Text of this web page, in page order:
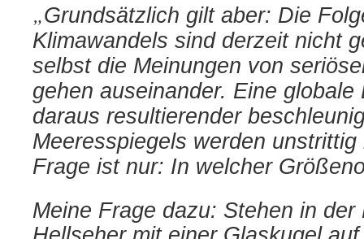
„Grundsätzlich gilt aber: Die
Klimawandels sind derzeit nicht
selbst die Meinungen von
gehen auseinander. Eine globale
daraus resultierender
Meeresspiegels werden unstrittig
Frage ist nur: In welcher
Meine Frage dazu: Stehen in der